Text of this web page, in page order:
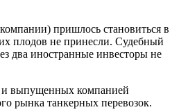
пришлось становиться в
плодов не принесли. Судебный
два иностранные инвесторы не
и выпущенных компанией
рынка танкерных перевозок.